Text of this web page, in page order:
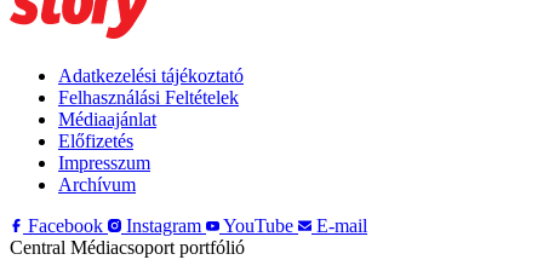
Adatkezelési tájékoztató
Felhasználási Feltételek
Médiaajánlat
Előfizetés
Impresszum
Archívum
Facebook
Instagram YouTube
E-mail
Central Médiacsoport portfólió